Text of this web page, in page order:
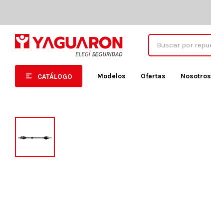
CATÁLOGO Modelos Ofertas Nosotros